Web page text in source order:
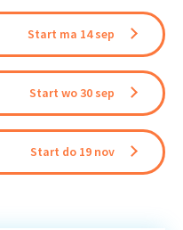
Start ma 14 sep
Start wo 30 sep
Start do 19 nov